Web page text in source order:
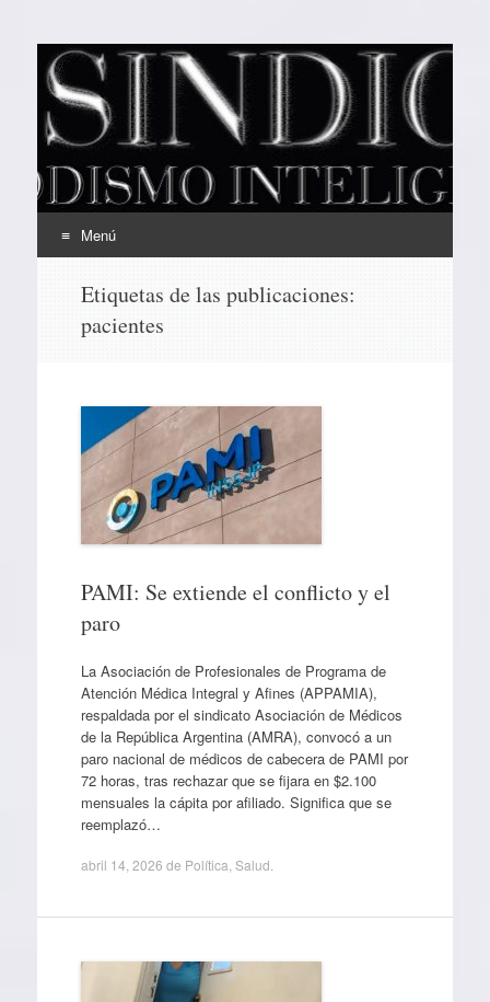
EL SINDICAL
Periodismo Inteligente
Menú
contenido
Etiquetas de las publicaciones:
pacientes
PAMI: Se extiende el conflicto y el
paro
La Asociación de Profesionales de Programa de
Atención Médica Integral y Afines (APPAMIA),
respaldada por el sindicato Asociación de Médicos
de la República Argentina (AMRA), convocó a un
paro nacional de médicos de cabecera de PAMI por
72 horas, tras rechazar que se fijara en $2.100
mensuales la cápita por afiliado. Significa que se
reemplazó…
abril 14, 2026 de Política Salud